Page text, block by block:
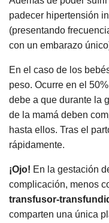
padecer hipertensión
(presentando
con un embarazo
En el caso de los
peso. Ocurre en el
debe a que durante la
de la mamá deben
hasta ellos. Tras el
rápidamente.
¡Ojo! En la gestación
complicación, menos
transfusor-
comparten una única